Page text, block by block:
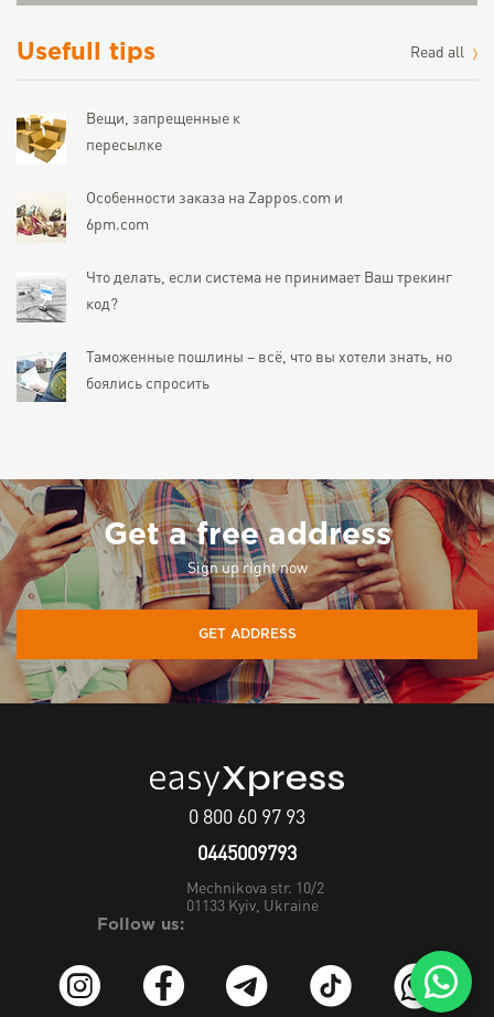
Usefull tips Read all
Вещи, запрещенные к
пересылке
Особенности заказа на Zappos.com и
6pm.com
Что делать, если система не принимает Ваш трекинг
код?
Таможенные пошлины – всё, что вы хотели знать, но
боялись спросить
Get a free address
Sign up right now
GET ADDRESS
0 800 60 97 93
0445009793
Mechnikova str. 10/2
01133 Kyiv, Ukraine
Follow us: